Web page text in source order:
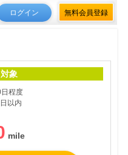
ログイン 無料会員登録
象
程度
以内